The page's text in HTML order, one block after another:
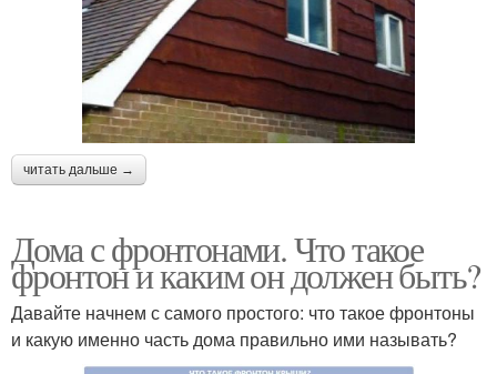
читать дальше →
Дома с фронтонами. Что такое
фронтон и каким он должен быть?
Давайте начнем с самого простого: что такое фронтоны
и какую именно часть дома правильно ими называть?